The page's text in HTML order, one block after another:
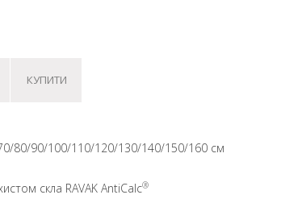
КУПИТИ
70/80/90/100/110/120/130/140/150/160 см
скла RAVAK AntiCalc®